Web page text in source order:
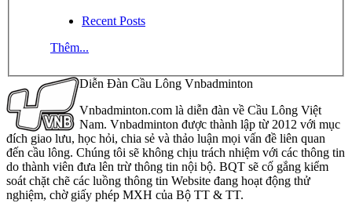
Recent Posts
Thêm...
Diễn Đàn Cầu Lông Vnbadminton
Vnbadminton.com là diễn đàn về Cầu Lông Việt
Nam. Vnbadminton được thành lập từ 2012 với mục
đích giao lưu, học hỏi, chia sẻ và thảo luận mọi vấn đề liên quan
đến cầu lông. Chúng tôi sẽ không chịu trách nhiệm với các thông tin
do thành viên đưa lên trừ thông tin nội bộ. BQT sẽ cố gắng kiểm
soát chặt chẽ các luồng thông tin Website đang hoạt động thử
nghiệm, chờ giấy phép MXH của Bộ TT & TT.